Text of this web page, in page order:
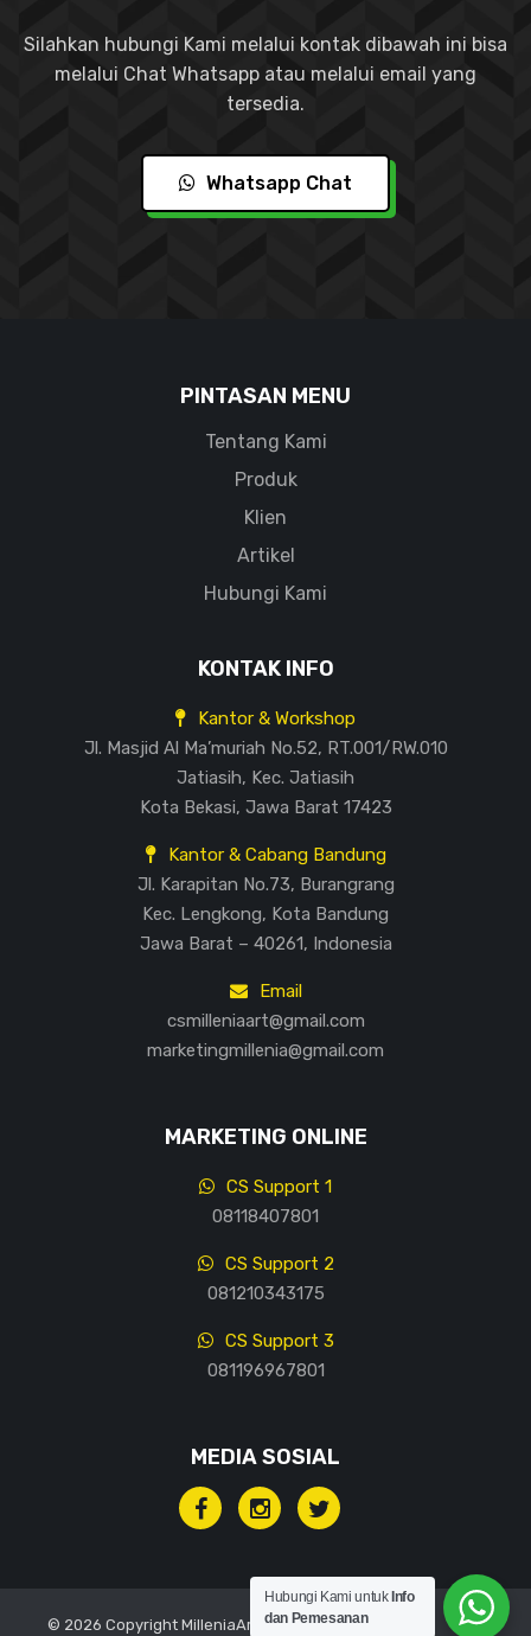
Silahkan hubungi Kami melalui kontak dibawah ini bisa
melalui Chat Whatsapp atau melalui email yang
tersedia.
Whatsapp Chat
PINTASAN MENU
Tentang Kami
Produk
Klien
Artikel
Hubungi Kami
KONTAK INFO
Kantor & Workshop
Jl. Masjid Al Ma’muriah No.52, RT.001/RW.010
Jatiasih, Kec. Jatiasih
Kota Bekasi, Jawa Barat 17423
Kantor & Cabang Bandung
Jl. Karapitan No.73, Burangrang
Kec. Lengkong, Kota Bandung
Jawa Barat – 40261, Indonesia
Email
csmilleniaart@gmail.com
marketingmillenia@gmail.com
MARKETING ONLINE
CS Support 1
08118407801
CS Support 2
081210343175
CS Support 3
081196967801
MEDIA SOSIAL
© 2026 Copyright MilleniaArt, All rights reserved.
Hubungi Kami untuk Info
dan Pemesanan